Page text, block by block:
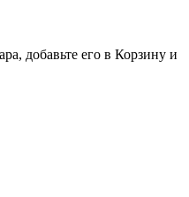
добавьте его в Корзину и